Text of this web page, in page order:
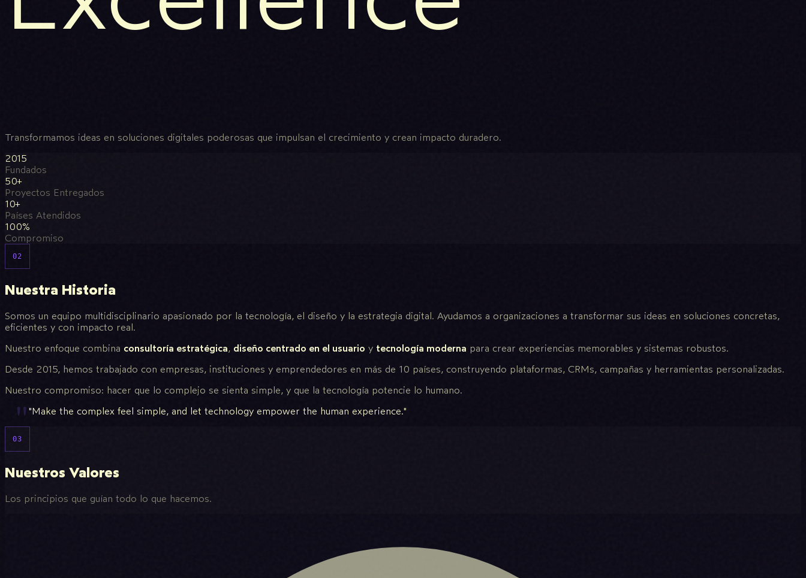
Transformamos ideas en soluciones digitales poderosas que impulsan el crecimiento y crean impacto duradero.
2015
Fundados
50+
Proyectos Entregados
10+
Países Atendidos
100%
Compromiso
02
Nuestra Historia
Somos un equipo multidisciplinario apasionado por la tecnología, el diseño y la estrategia digital. Ayudamos a organizaciones a transformar sus ideas en soluciones concretas,
eficientes y con impacto real.
Nuestro enfoque combina consultoría estratégica, diseño centrado en el usuario y tecnología moderna para crear experiencias memorables y sistemas robustos.
Desde 2015, hemos trabajado con empresas, instituciones y emprendedores en más de 10 países, construyendo plataformas, CRMs, campañas y herramientas personalizadas.
Nuestro compromiso: hacer que lo complejo se sienta simple, y que la tecnología potencie lo humano.
"Make the complex feel simple, and let technology empower the human experience."
03
Nuestros Valores
Los principios que guían todo lo que hacemos.